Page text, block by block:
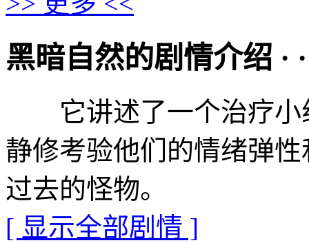
黑暗自然的剧情介绍 · ·
它讲述了一个治疗小
静修考验他们的情绪弹
过去的怪物。
[ 显示全部剧情 ]